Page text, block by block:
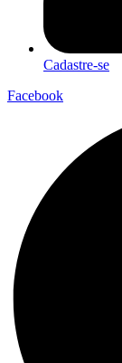
Cadastre-se
Facebook